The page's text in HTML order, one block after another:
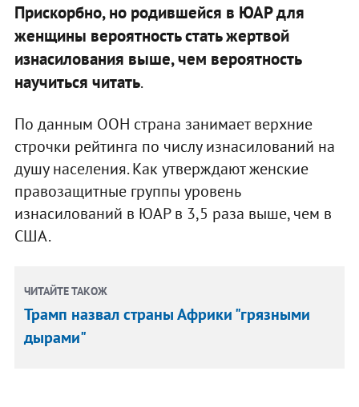
Прискорбно, но родившейся в ЮАР для
женщины вероятность стать жертвой
изнасилования выше, чем вероятность
научиться читать.
По данным ООН страна занимает верхние
строчки рейтинга по числу изнасилований на
душу населения. Как утверждают женские
правозащитные группы уровень
изнасилований в ЮАР в 3,5 раза выше, чем в
США.
ЧИТАЙТЕ ТАКОЖ
Трамп назвал страны Африки "грязными
дырами"